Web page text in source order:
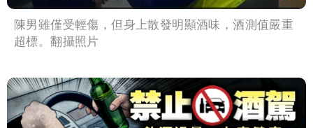
陳男雖僅受輕傷，但身上散發明顯酒味，酒測值嚴重
超標。翻攝照片